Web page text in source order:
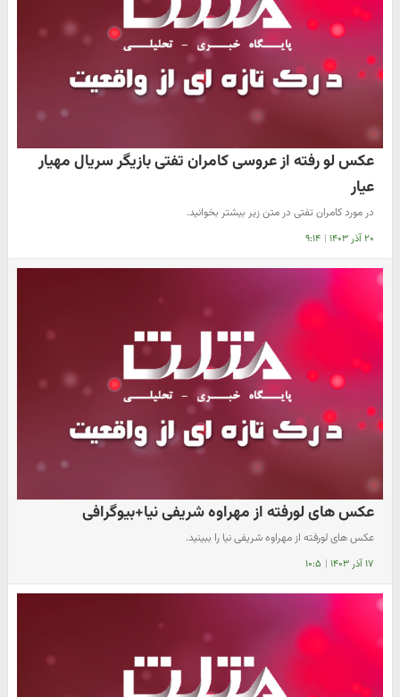
عکس لو رفته از عروسی کامران تفتی بازیگر سریال مهیار
عیار
در مورد کامران تفتی در متن زیر بیشتر بخوانید.
۲۰ آذر ۱۴۰۳ | ۹:۱۴
عکس های لورفته از مهراوه شریفی نیا+بیوگرافی
عکس های لورفته از مهراوه شریفی نیا را ببینید.
۱۷ آذر ۱۴۰۳ | ۱۰:۵